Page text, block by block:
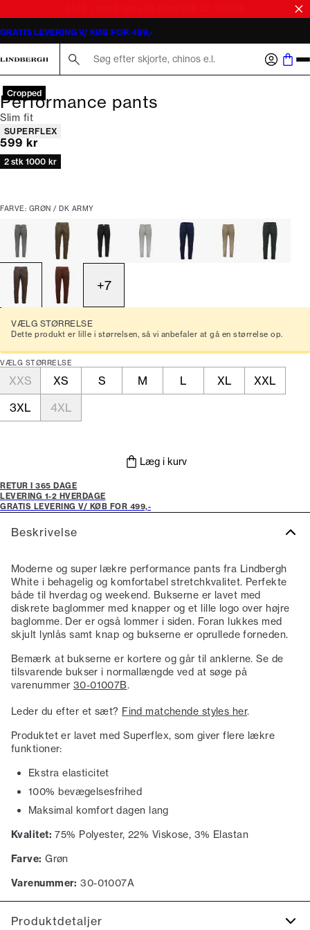
GRATIS LEVERING V/ KØB FOR 499,-
Cropped
Performance pants
Slim fit
Produkt egenskaber
SUPERFLEX
I alt (inkl. rabat)
599 kr
2 stk 1000 kr
FARVE: GRØN / DK ARMY
+7
VÆLG STØRRELSE
Dette produkt er lille i størrelsen, så vi anbefaler at gå en størrelse op.
VÆLG STØRRELSE
XXS XS S M L XL
XXL
3XL
4XL
Læg i kurv
RETUR I 365 DAGE
LEVERING 1-2 HVERDAGE
GRATIS LEVERING V/ KØB FOR 499,-
Beskrivelse
Moderne og super lækre performance pants fra Lindbergh
White i behagelig og komfortabel stretchkvalitet. Perfekte
både til hverdag og weekend. Bukserne er lavet med
diskrete baglommer med knapper og et lille logo over højre
baglomme. Der er også lommer i siden. Foran lukkes med
skjult lynlås samt knap og bukserne er oprullede forneden.
Bemærk at bukserne er kortere og går til anklerne. Se de
tilsvarende bukser i normallængde ved at søge på
varenummer 30-01007B.
Leder du efter et sæt? Find matchende styles her.
Produktet er lavet med Superflex, som giver flere lækre
funktioner:
Ekstra elasticitet
100% bevægelsesfrihed
Maksimal komfort dagen lang
Kvalitet: 75% Polyester, 22% Viskose, 3% Elastan
Farve: Grøn
Varenummer: 30-01007A
Produktdetaljer